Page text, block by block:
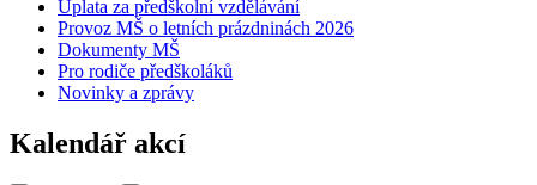
Úplata za předškolní vzdělávání
Provoz MŠ o letních prázdninách 2026
Dokumenty MŠ
Pro rodiče předškoláků
Novinky a zprávy
Kalendář akcí